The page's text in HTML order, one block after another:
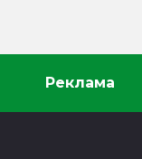
Реклама